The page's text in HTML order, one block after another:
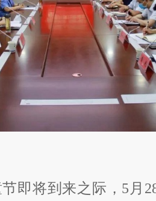
即将到来之际，5月